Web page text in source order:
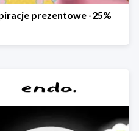
prezentowe -25%